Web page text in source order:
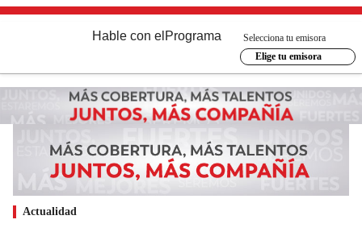
Hable con el Programa
Selecciona tu emisora
Elige tu emisora
Actualidad